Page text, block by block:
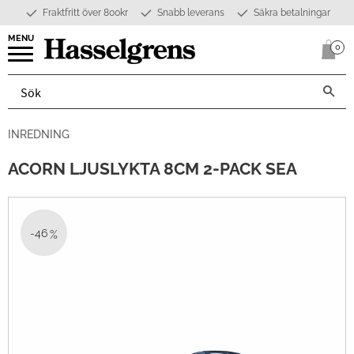
Meny
Fraktfritt över 800kr Snabb leverans Säkra betalningar
0
INREDNING
ACORN LJUSLYKTA 8CM 2-PACK SEA
46%